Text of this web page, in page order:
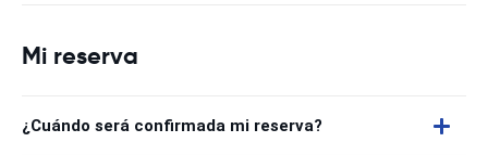
Mi reserva
¿Cuándo será confirmada mi reserva?